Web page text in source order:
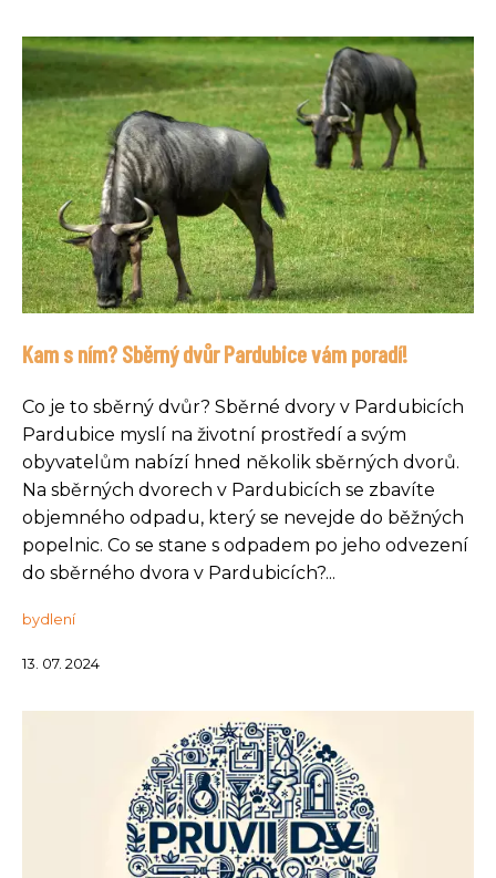
Kam s ním? Sběrný dvůr Pardubice vám poradí!
Co je to sběrný dvůr? Sběrné dvory v Pardubicích
Pardubice myslí na životní prostředí a svým
obyvatelům nabízí hned několik sběrných dvorů.
Na sběrných dvorech v Pardubicích se zbavíte
objemného odpadu, který se nevejde do běžných
popelnic. Co se stane s odpadem po jeho odvezení
do sběrného dvora v Pardubicích?...
bydlení
13. 07. 2024